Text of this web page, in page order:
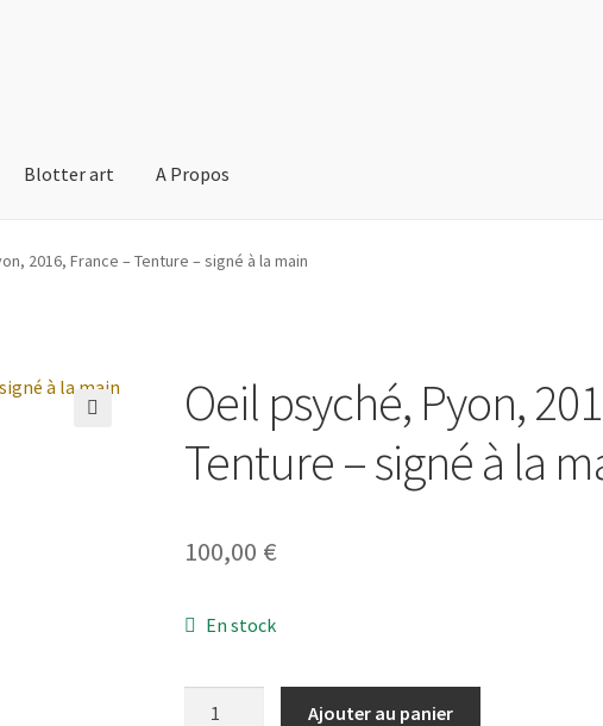
Blotter art A Propos
2016, France – Tenture – signé à la main
Oeil psyché, Pyon,
Tenture – signé à la
100,00 €
En stock
Ajouter au panier